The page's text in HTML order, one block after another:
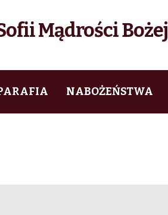
Mądrości Bożej
NABOŻEŃSTWA